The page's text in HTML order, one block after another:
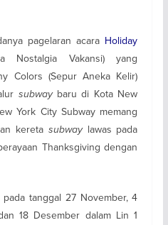
pagelaran acara Holiday
Nostalgia Vakansi) yang
Colors (Sepur Aneka Kelir)
subwaybaru di Kota New
York City Subway memang
kereta subwaylawas pada
Thanksgiving dengan
tanggal 27 November, 4
18 Desember dalam Lin 1